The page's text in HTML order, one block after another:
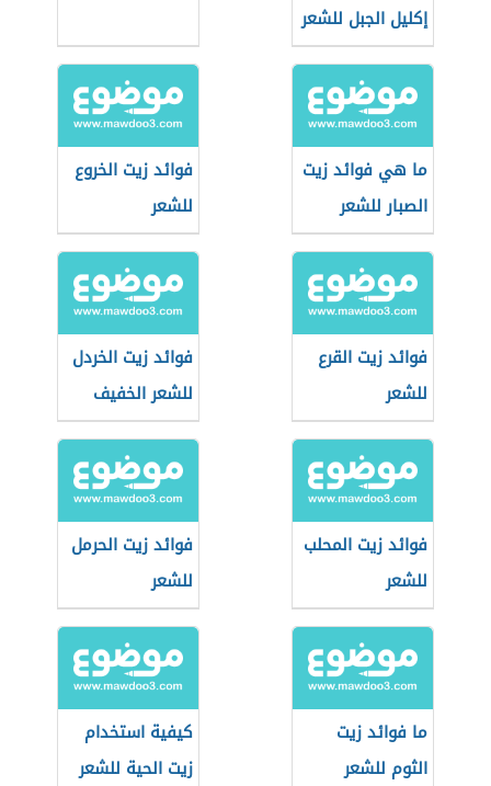
إكليل الجبل للشعر
ما هي فوائد زيت
الصبار للشعر
فوائد زيت الخروع
للشعر
فوائد زيت القرع
للشعر
فوائد زيت الخردل
للشعر الخفيف
فوائد زيت المحلب
للشعر
فوائد زيت الحرمل
للشعر
ما فوائد زيت
الثوم للشعر
كيفية استخدام
زيت الحية للشعر